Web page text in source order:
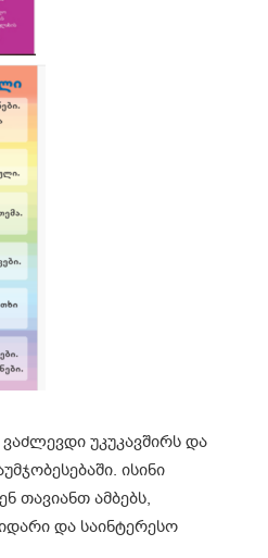
ვაძლევდი უკუკავშირს და
ისინი
თავიანთ ამბებს,
და საინტერესო